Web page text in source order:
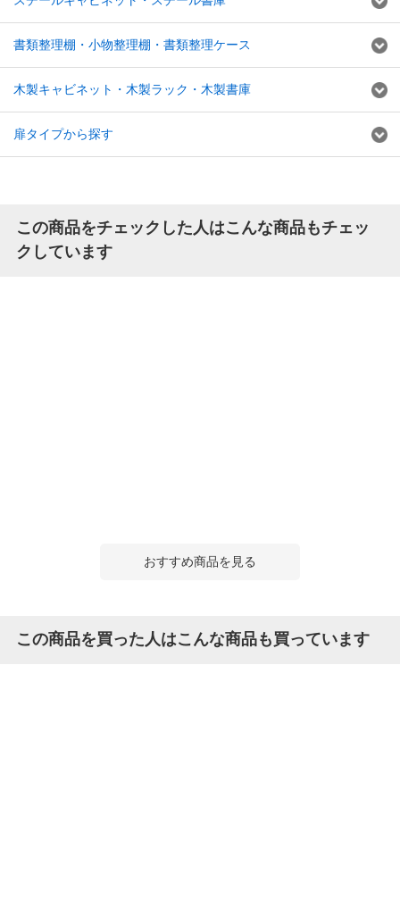
書類整理棚・小物整理棚・書類整理ケース
木製キャビネット・木製ラック・木製書庫
扉タイプから探す
この商品をチェックした人はこんな商品もチェッ
クしています
おすすめ商品を見る
この商品を買った人はこんな商品も買っています